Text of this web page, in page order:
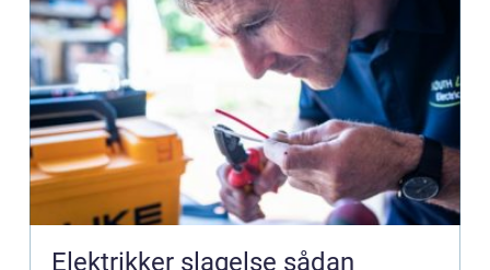
Elektrikker slagelse sådan